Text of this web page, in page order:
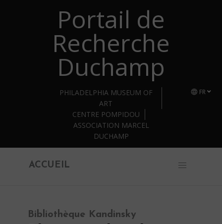
Retourner au contenu principal
Portail de
Recherche
Duchamp
FR
PHILADELPHIA MUSEUM OF
ART
CENTRE POMPIDOU
ASSOCIATION MARCEL
DUCHAMP
ACCUEIL
Bibliothèque Kandinsky